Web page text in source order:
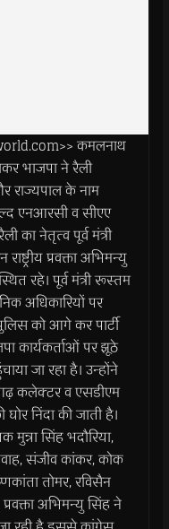
कमलनाथ
भाजपा ने रैली
राज्यपाल के नाम
एनआरसी व सीएए
का नेतृत्व पूर्व मंत्री
प्रवक्ता अभिमन्यु
रहे। पूर्व मंत्री रूस्तम
अधिकारियों पर
को आगे कर पार्टी
कार्यकर्ताओं पर झूठे
जा रहा है। उन्होंने
कलेक्टर व एसडीएम
निंदा की जाती है।
मुन्ना सिंह भदौरिया,
संजीव कांकर, कोक
तोमर, रविसैन
अभिमन्यु सिंह ने